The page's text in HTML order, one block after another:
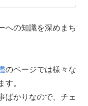
への知識を深めまち
のページでは様々な
す。
ばかりなので、チェ